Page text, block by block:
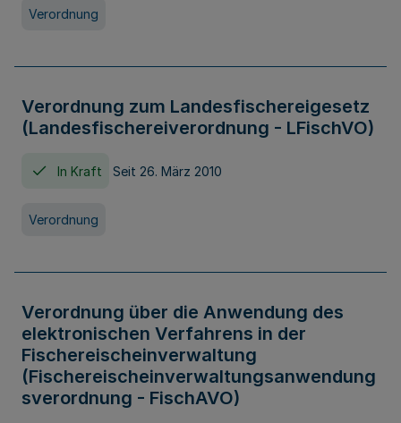
Verordnung
Verordnung zum Landesfischereigesetz
(Landesfischereiverordnung - LFischVO)
In Kraft Seit 26. März 2010
Verordnung
Verordnung über die Anwendung des
elektronischen Verfahrens in der
Fischereischeinverwaltung
(Fischereischeinverwaltungsanwendung
sverordnung - FischAVO)